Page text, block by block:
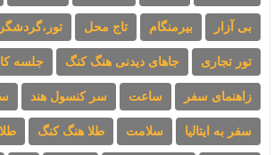
بی آزار بیرمنگام تاج محل
تور تجاری جاهای دیدنی هنگ کنگ جلسه
زاهنمای سفر ساعت سر کنسول هند
سفر به ایتالیا سلامت طلا هنگ کنگ